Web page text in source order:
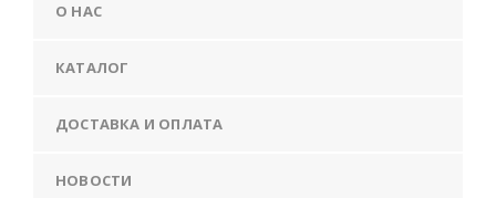
О НАС
КАТАЛОГ
ДОСТАВКА И ОПЛАТА
НОВОСТИ